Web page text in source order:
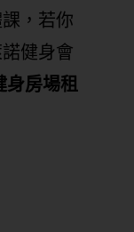
，若你
健身會
身房場租